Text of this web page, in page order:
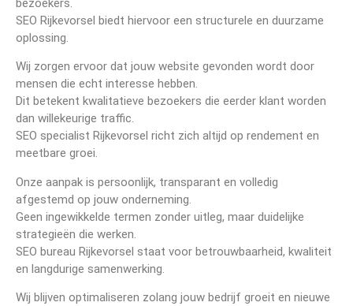
bezoekers.
SEO Rijkevorsel biedt hiervoor een structurele en duurzame
oplossing.
Wij zorgen ervoor dat jouw website gevonden wordt door
mensen die echt interesse hebben.
Dit betekent kwalitatieve bezoekers die eerder klant worden
dan willekeurige traffic.
SEO specialist Rijkevorsel richt zich altijd op rendement en
meetbare groei.
Onze aanpak is persoonlijk, transparant en volledig
afgestemd op jouw onderneming.
Geen ingewikkelde termen zonder uitleg, maar duidelijke
strategieën die werken.
SEO bureau Rijkevorsel staat voor betrouwbaarheid, kwaliteit
en langdurige samenwerking.
Wij blijven optimaliseren zolang jouw bedrijf groeit en nieuwe